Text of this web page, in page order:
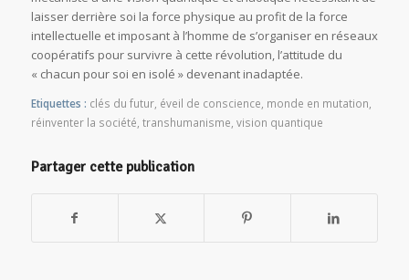
laisser derrière soi la force physique au profit de la force
intellectuelle et imposant à l’homme de s’organiser en réseaux
coopératifs pour survivre à cette révolution, l’attitude du
« chacun pour soi en isolé » devenant inadaptée.
Etiquettes : clés du futur, éveil de conscience, monde en mutation,
réinventer la société, transhumanisme, vision quantique
Partager cette publication